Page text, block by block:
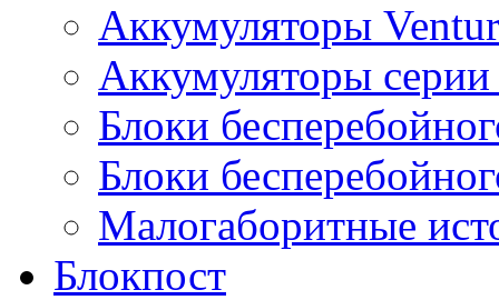
Аккумуляторы
Аккумуляторы
Блоки
Блоки
Малогаборитные
Блокпост